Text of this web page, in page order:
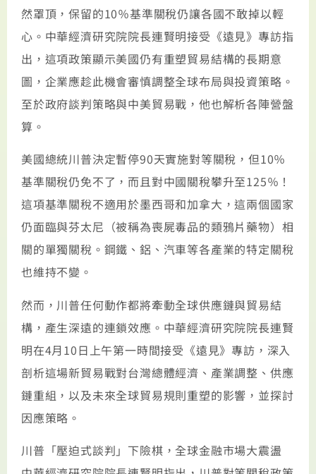
然罩頂，保留的10％基準關稅仍讓各國不敢掉以輕
心。中華經濟研究院院長連賢明接受《遠見》專訪指
出，這項政策顯示美國仍有重塑貿易結構的長期意
圖，企業應趁此機會審慎調整全球布局與投資策略。
至於政府談判策略與中美貿易戰，他也解析各陣營盤
算。
美國總統川普決定暫停90天實施對等關稅，但10％
基準關稅仍免不了，而且對中國關稅攀升至125％！
這項基準關稅不適用於墨西哥和加拿大，這兩個國家
仍面臨與芬太尼（被稱為喪屍毒品的類鴉片藥物）相
關的單獨關稅。鋼鐵、鋁、汽車等各產業的特定關稅
也維持不變。
然而，川普任何動作都將牽動全球供應鏈與貿易結
構，產生深遠的連鎖效應。中華經濟研究院院長連賢
明在4月10日上午第一時間接受《遠見》專訪，深入
剖析這場新貿易戰對台灣總體經濟、產業調整、供應
鏈重組，以及未來全球貿易規則重塑的影響，並探討
因應策略。
川普「壓迫式談判」下險棋，全球金融市場大震盪